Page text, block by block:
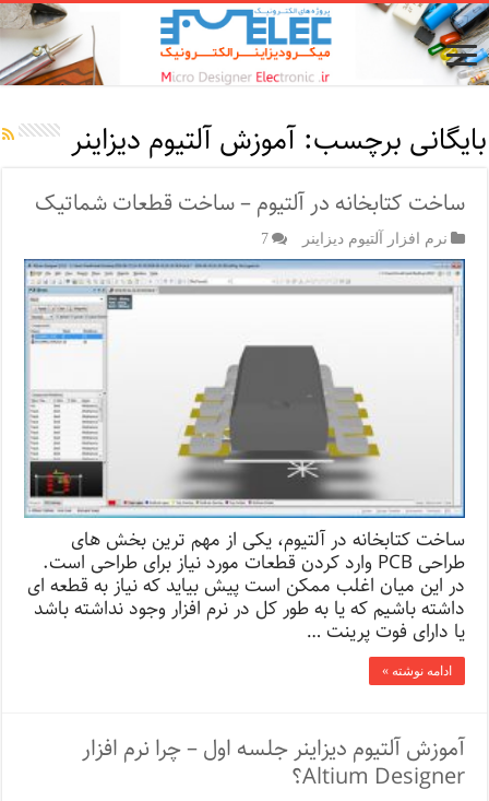
بایگانی برچسب:آموزش آلتیوم دیزاینر
ساخت کتابخانه در آلتیوم – ساخت قطعات شماتیک
نرم افزار آلتیوم دیزاینر 7
ساخت کتابخانه در آلتیوم، یکی از مهم ترین بخش های
طراحی PCB وارد کردن قطعات مورد نیاز برای طراحی است.
در این میان اغلب ممکن است پیش بیاید که نیاز به قطعه ای
داشته باشیم که یا به طور کل در نرم افزار وجود نداشته باشد
یا دارای فوت پرینت …
ادامه نوشته »
آموزش آلتیوم دیزاینر جلسه اول – چرا نرم افزار
Altium Designer؟